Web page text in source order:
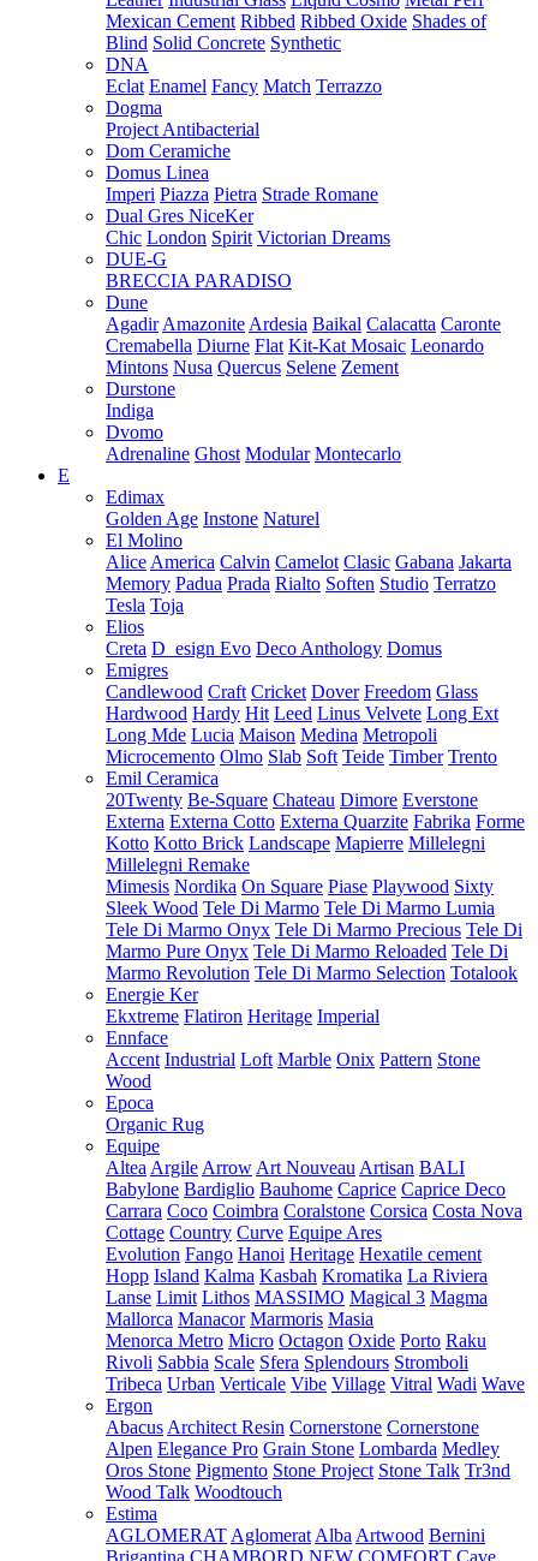
Mexican Cement Ribbed Ribbed Oxide Shades of
Blind Solid Concrete Synthetic
DNA
Eclat Enamel Fancy Match Terrazzo
Dogma
Project Antibacterial
Dom Ceramiche
Domus Linea
Imperi Piazza Pietra Strade Romane
Dual Gres NiceKer
Chic London Spirit Victorian Dreams
DUE-G
BRECCIA PARADISO
Dune
Agadir Amazonite Ardesia Baikal Calacatta Caronte
Cremabella Diurne Flat Kit-Kat Mosaic Leonardo
Mintons Nusa Quercus Selene Zement
Durstone
Indiga
Dvomo
Adrenaline Ghost Modular Montecarlo
E
Edimax
Golden Age Instone Naturel
El Molino
Alice America Calvin Camelot Clasic Gabana Jakarta
Memory Padua Prada Rialto Soften Studio Terratzo
Tesla Toja
Elios
Creta D_esign Evo Deco Anthology Domus
Emigres
Candlewood Craft Cricket Dover Freedom Glass
Hardwood Hardy Hit Leed Linus Velvete Long Ext
Long Mde Lucia Maison Medina Metropoli
Microcemento Olmo Slab Soft Teide Timber Trento
Emil Ceramica
20Twenty Be-Square Chateau Dimore Everstone
Externa Externa Cotto Externa Quarzite Fabrika Forme
Kotto Kotto Brick Landscape Mapierre Millelegni
Millelegni Remake
Mimesis Nordika On Square Piase Playwood Sixty
Sleek Wood Tele Di Marmo Tele Di Marmo Lumia
Tele Di Marmo Onyx Tele Di Marmo Precious Tele Di
Marmo Pure Onyx Tele Di Marmo Reloaded Tele Di
Marmo Revolution Tele Di Marmo Selection Totalook
Energie Ker
Ekxtreme Flatiron Heritage Imperial
Ennface
Accent Industrial Loft Marble Onix Pattern Stone
Wood
Epoca
Organic Rug
Equipe
Altea Argile Arrow Art Nouveau Artisan BALI
Babylone Bardiglio Bauhome Caprice Caprice Deco
Carrara Coco Coimbra Coralstone Corsica Costa Nova
Cottage Country Curve Equipe Ares
Evolution Fango Hanoi Heritage Hexatile cement
Hopp Island Kalma Kasbah Kromatika La Riviera
Lanse Limit Lithos MASSIMO Magical 3 Magma
Mallorca Manacor Marmoris Masia
Menorca Metro Micro Octagon Oxide Porto Raku
Rivoli Sabbia Scale Sfera Splendours Stromboli
Tribeca Urban Verticale Vibe Village Vitral Wadi Wave
Ergon
Abacus Architect Resin Cornerstone Cornerstone
Alpen Elegance Pro Grain Stone Lombarda Medley
Oros Stone Pigmento Stone Project Stone Talk Tr3nd
Wood Talk Woodtouch
Estima
AGLOMERAT Aglomerat Alba Artwood Bernini